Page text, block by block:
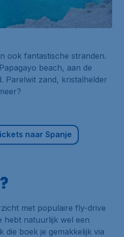
ook fantastische stranden.
Papagayo beach, aan de
Parelwit zand, kristalhelder
naar Spanje
met populaire fly-drive
hebt natuurlijk wel een
die boek je gemakkelijk via